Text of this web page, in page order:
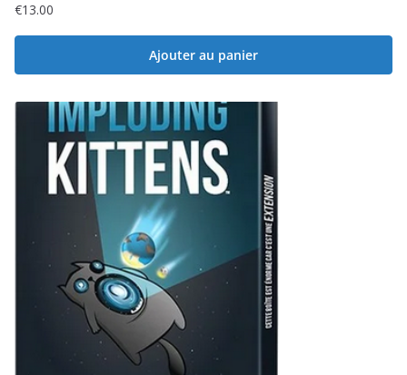
€13.00
Ajouter au panier